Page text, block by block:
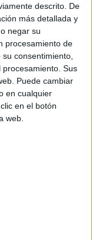
descrito. De
más detallada y
negar su
procesamiento de
consentimiento,
Sus
Puede cambiar
en cualquier
en el botón
web.
con la
y a su
un comunicado.
16